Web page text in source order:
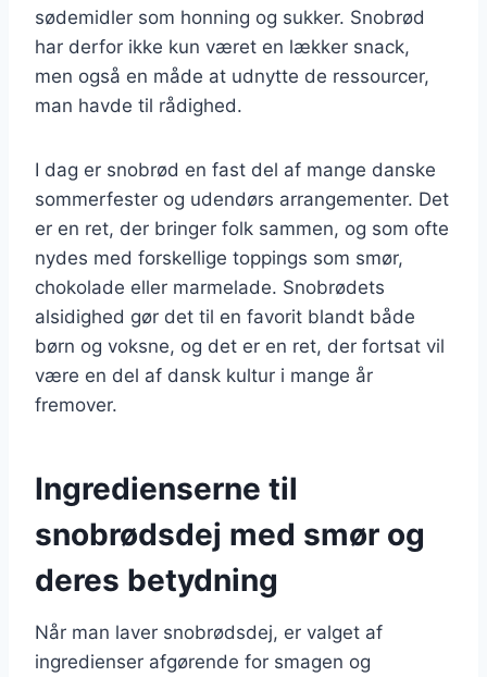
sødemidler som honning og sukker. Snobrød
har derfor ikke kun været en lækker snack,
men også en måde at udnytte de ressourcer,
man havde til rådighed.
I dag er snobrød en fast del af mange danske
sommerfester og udendørs arrangementer. Det
er en ret, der bringer folk sammen, og som ofte
nydes med forskellige toppings som smør,
chokolade eller marmelade. Snobrødets
alsidighed gør det til en favorit blandt både
børn og voksne, og det er en ret, der fortsat vil
være en del af dansk kultur i mange år
fremover.
Ingredienserne til
snobrødsdej med smør og
deres betydning
Når man laver snobrødsdej, er valget af
ingredienser afgørende for smagen og